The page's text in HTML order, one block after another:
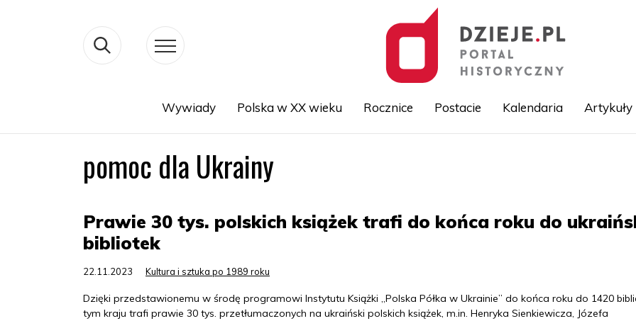
Wywiady Polska w XX wieku Rocznice Postacie Kalendaria Artykuły
pomoc dla Ukrainy
Prawie 30 tys. polskich książek trafi do końca roku do
bibliotek
22.11.2023 Kultura i sztuka po 1989 roku
Dzięki przedstawionemu w środę programowi Instytutu Książki „Polska Półka w Ukrainie” do końca roku do 1420
tym kraju trafi prawie 30 tys. przetłumaczonych na ukraiński polskich książek, m.in. Henryka Sienkiewicza, Józefa